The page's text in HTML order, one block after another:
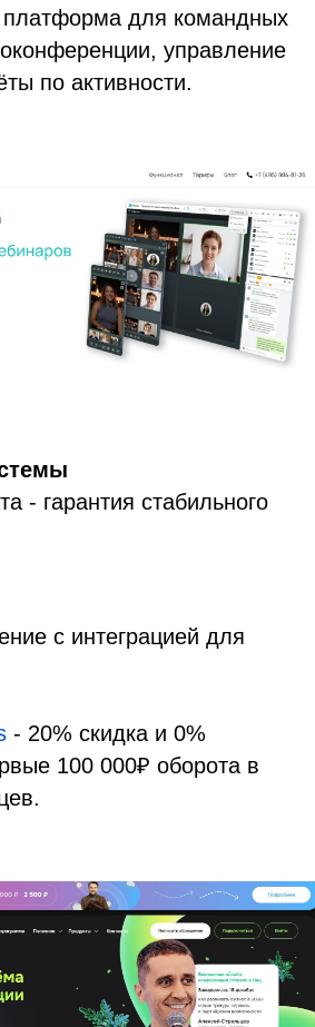
платформа для командных
управление
по активности.
- гарантия стабильного
с интеграцией для
- 20% скидка и 0%
100 000₽ оборота в